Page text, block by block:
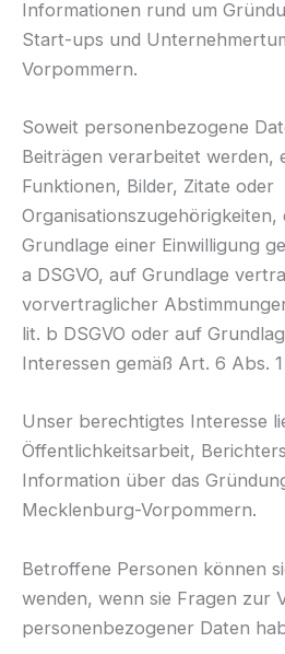
Informationen rund um
Start-ups und
Vorpommern.
Soweit personenbezogene
Beiträgen verarbeitet werden,
Funktionen, Bilder, Zitate oder
Grundlage einer Einwilligung
a DSGVO, auf Grundlage
vorvertraglicher
lit. b DSGVO oder auf
Interessen gemäß Art. 6 Abs. 1
Unser berechtigtes Interesse
Öffentlichkeitsarbeit,
Information über das
Mecklenburg-Vorpommern.
Betroffene Personen können
wenden, wenn sie Fragen zur
personenbezogener Daten